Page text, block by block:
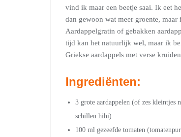
vind ik maar een beetje saai. Ik eet
dan gewoon wat meer groente,
Aardappelgratin of gebakken
tijd kan het natuurlijk wel, maar ik
Griekse aardappels met verse
Ingrediënten:
3 grote aardappelen (of zes
schillen hihi)
100 ml gezeefde tomaten